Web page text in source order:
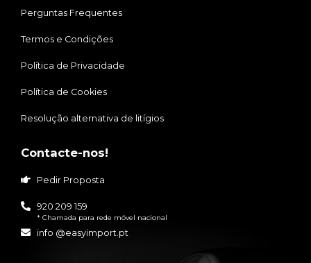
Perguntas Frequentes
Termos e Condições
Política de Privacidade
Política de Cookies
Resolução alternativa de litígios
Contacte-nos!
Pedir Proposta
920 209 159
* Chamada para rede móvel nacional
info @easyimport.pt